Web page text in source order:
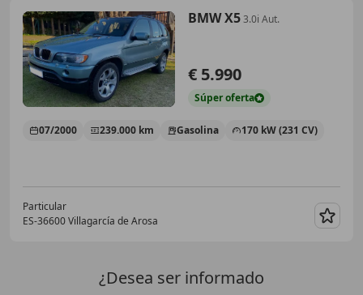
BMW X53.0i Aut.
€ 5.990
Súperoferta
07/2000 239.000 km Gasolina 170 kW (231 CV)
Particular
ES-36600 Villagarcía de Arosa
¿Desea ser informado